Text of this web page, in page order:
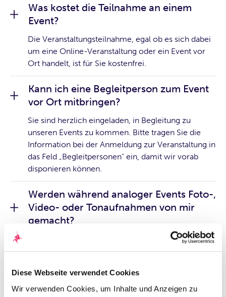
Diese Webseite verwendet Cookies
Wir verwenden Cookies, um Inhalte und Anzeigen zu
Was kostet die Teilnahme an einem
Event?
Die Veranstaltungsteilnahme, egal ob es sich dabei
um eine Online-Veranstaltung oder ein Event vor
Ort handelt, ist für Sie kostenfrei.
Kann ich eine Begleitperson zum Event
vor Ort mitbringen?
Sie sind herzlich eingeladen, in Begleitung zu
unseren Events zu kommen. Bitte tragen Sie die
Information bei der Anmeldung zur Veranstaltung in
das Feld „Begleitpersonen“ ein, damit wir vorab
disponieren können.
Werden während analoger Events Foto-,
Video- oder Tonaufnahmen von mir
gemacht?
Wir informieren Sie vor jedem Event – bereits mit
der Einladung –, ob Fotos und Videos auf dem
die Veranstaltung zu berichten (Presse, Website und
Social Media). Sollten Sie das nicht wünschen, ist